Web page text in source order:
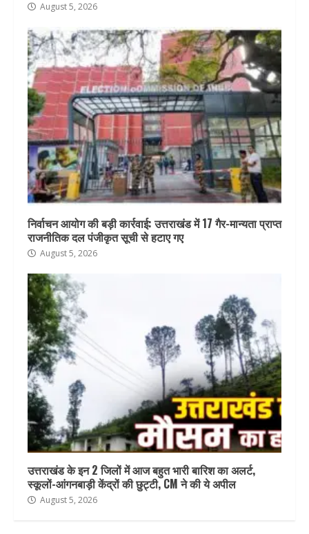
August 5, 2026
निर्वाचन आयोग की बड़ी कार्रवाई: उत्तराखंड में 17 गैर-मान्यता प्राप्त
राजनीतिक दल पंजीकृत सूची से हटाए गए
August 5, 2026
उत्तराखंड के इन 2 जिलों में आज बहुत भारी बारिश का अलर्ट,
स्कूलों-आंगनबाड़ी केंद्रों की छुट्टी, CM ने की ये अपील
August 5, 2026